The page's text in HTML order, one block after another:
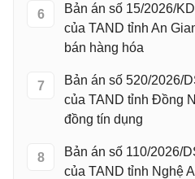
6
Bản án số 15/2026/
của TAND tỉnh An
bán hàng hóa
7
Bản án số 520/2026/
của TAND tỉnh Đồng
đồng tín dụng
8
Bản án số 110/2026/
của TAND tỉnh Nghệ